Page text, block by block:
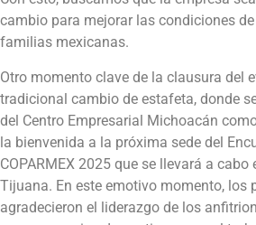
cambio para mejorar las condiciones
familias mexicanas.
Otro momento clave de la clausura del
tradicional cambio de estafeta, donde
del Centro Empresarial Michoacán
la bienvenida a la próxima sede del
COPARMEX 2025 que se llevará a cabo
Tijuana. En este emotivo momento, los
agradecieron el liderazgo de los